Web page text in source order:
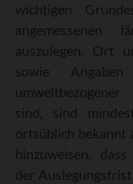
wichtigen
angemessenen
auszulegen. Ort
sowie
sind, sind
ortsüblich bekannt
hinzuweisen,
der